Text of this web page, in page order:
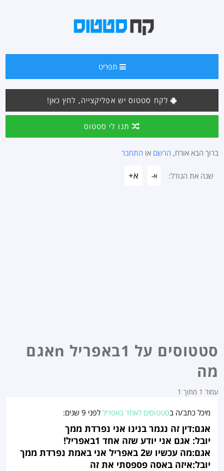
תפריט
לקח סטטוס יש אפליקצייה, לחץ כאן!
תנו לי סטטוס
ברוך הבא אורח, הרשם או התחבר
שנה את הגודל: א- א+
סטטוסים על 1באפריל nאגם
מה
עמוד 1 מתוך 1
מיכל כתב/ה בסטטוסים לאחד באפריל לפני 9 שנים :
אגם:דין זה נגמר בנינו אני נפרדת ממך
יובל: אגם אני יודע שזה אחד 1באפריל!
אגם:מה עכשיו ש2 באפריל אני באמת נפרדת ממך
יובל:איזה באסה פספסתי את זה